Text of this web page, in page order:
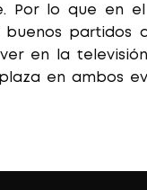
Por lo que en
buenos partidos
en la
en ambos